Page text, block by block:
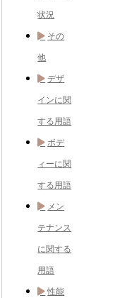
状況
その
他
デザ
インに関
する用語
ボデ
ィーに関
する用語
メン
テナンス
に関する
用語
性能